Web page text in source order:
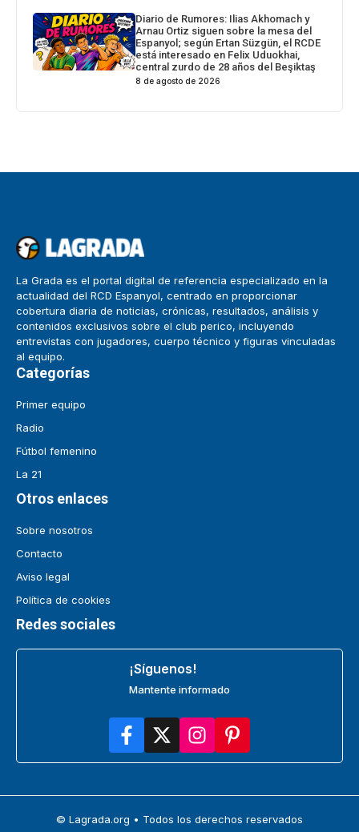
Diario de Rumores: Ilias Akhomach y
Arnau Ortiz siguen sobre la mesa del
Espanyol; según Ertan Süzgün, el RCDE
está interesado en Felix Uduokhai,
central zurdo de 28 años del Beşiktaş
8 de agosto de 2026
La Grada es el portal digital de referencia especializado en la
actualidad del RCD Espanyol, centrado en proporcionar
cobertura diaria de noticias, crónicas, resultados, análisis y
contenidos exclusivos sobre el club perico, incluyendo
entrevistas con jugadores, cuerpo técnico y figuras vinculadas
al equipo.
Categorías
Primer equipo
Radio
Fútbol femenino
La 21
Otros enlaces
Sobre nosotros
Contacto
Aviso legal
Política de cookies
Redes sociales
¡Síguenos!
Mantente informado
© Lagrada.org • Todos los derechos reservados